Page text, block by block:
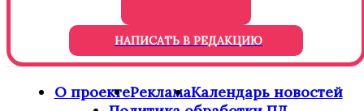
НАПИСАТЬ В РЕДАКЦИЮ
О проектеРекламаКалендарь новостей